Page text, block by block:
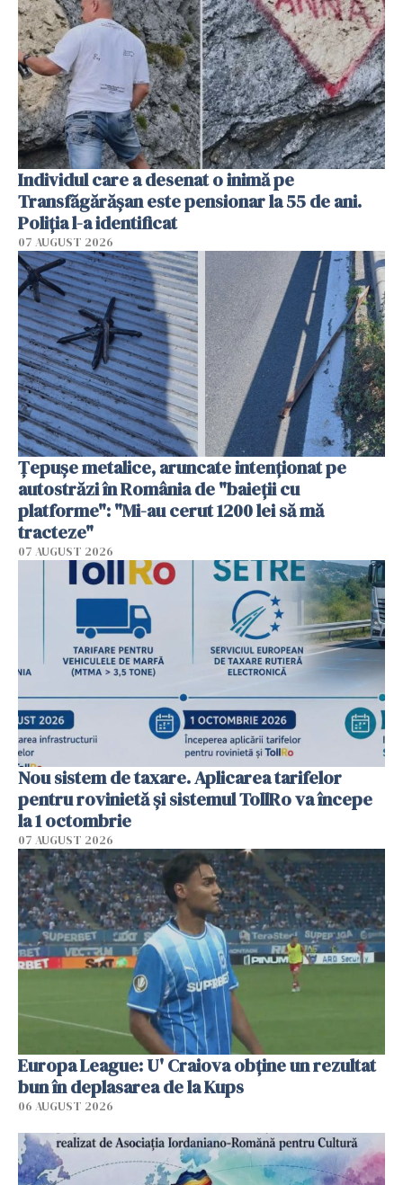
Individul care a desenat o inimă pe
Transfăgărășan este pensionar la 55 de ani.
Poliția l-a identificat
07 AUGUST 2026
Țepușe metalice, aruncate intenționat pe
autostrăzi în România de "baieții cu
platforme": "Mi-au cerut 1200 lei să mă
tracteze"
07 AUGUST 2026
Nou sistem de taxare. Aplicarea tarifelor
pentru rovinietă şi sistemul TollRo va începe
la 1 octombrie
07 AUGUST 2026
Europa League: U' Craiova obține un rezultat
bun în deplasarea de la Kups
06 AUGUST 2026